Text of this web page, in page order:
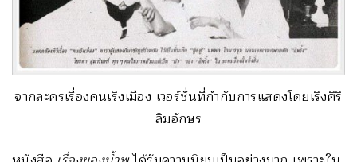
จากละครเรื่องคนเริงเมือง เวอร์ชั่นที่กำกับการแสดงโดยเริงศิริ
ลิมอักษร